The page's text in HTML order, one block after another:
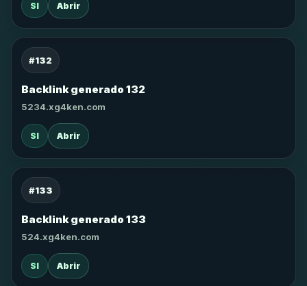
SI Abrir
#132
Backlink generado 132
5234.xg4ken.com
SI Abrir
#133
Backlink generado 133
524.xg4ken.com
SI Abrir